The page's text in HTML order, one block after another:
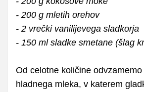
- 200 g mletih orehov
- 2 vrečki vanilijevega sladkorja
- 150 ml sladke smetane (šlag
Od celotne količine odvzamemo
hladnega mleka, v katerem